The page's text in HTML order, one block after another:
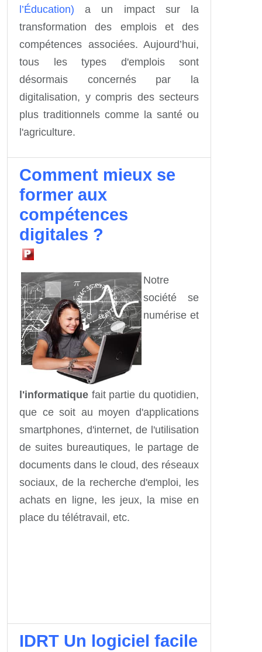
l’Éducation) a un impact sur la
transformation des emplois et des
compétences associées. Aujourd’hui,
tous les types d'emplois sont
désormais concernés par la
digitalisation, y compris des secteurs
plus traditionnels comme la santé ou
l'agriculture.
Comment mieux se
former aux
compétences
digitales ?
Notre
société se
numérise et
l'informatique fait partie du quotidien,
que ce soit au moyen d'applications
smartphones, d'internet, de l'utilisation
de suites bureautiques, le partage de
documents dans le cloud, des réseaux
sociaux, de la recherche d'emploi, les
achats en ligne, les jeux, la mise en
place du télétravail, etc.
IDRT Un logiciel facile